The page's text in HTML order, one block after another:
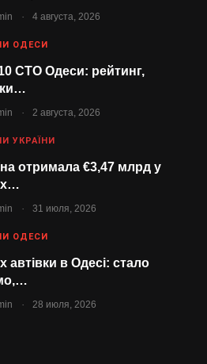
. 4 августа, 2026
ОДЕСИ
СТО Одеси: рейтинг,
. 2 августа, 2026
УКРАЇНИ
отримала €3,47 млрд у
. 31 июля, 2026
ОДЕСИ
автівки в Одесі: стало
. 28 июля, 2026